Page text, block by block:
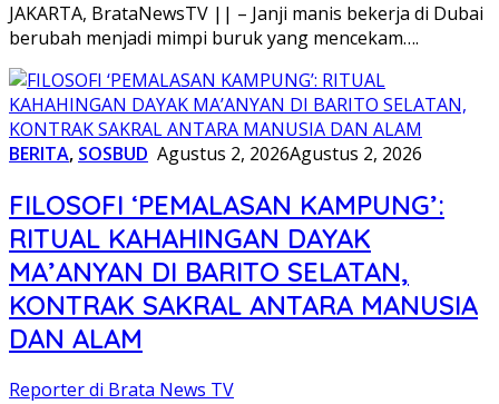
JAKARTA, BrataNewsTV || – Janji manis bekerja di Dubai
berubah menjadi mimpi buruk yang mencekam….
BERITA, SOSBUD Agustus 2, 2026Agustus 2, 2026
FILOSOFI ‘PEMALASAN KAMPUNG’:
RITUAL KAHAHINGAN DAYAK
MA’ANYAN DI BARITO SELATAN,
KONTRAK SAKRAL ANTARA MANUSIA
DAN ALAM
Reporter di Brata News TV